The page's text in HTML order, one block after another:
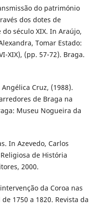
do património
dos dotes de
século XIX. In Araújo,
Tomar Estado:
XIX), (pp. 57-72). Braga.
Cruz, (1988).
de Braga na
Museu Nogueira da
In Azevedo, Carlos
de História
2000.
da Coroa nas
1750 a 1820. Revista da